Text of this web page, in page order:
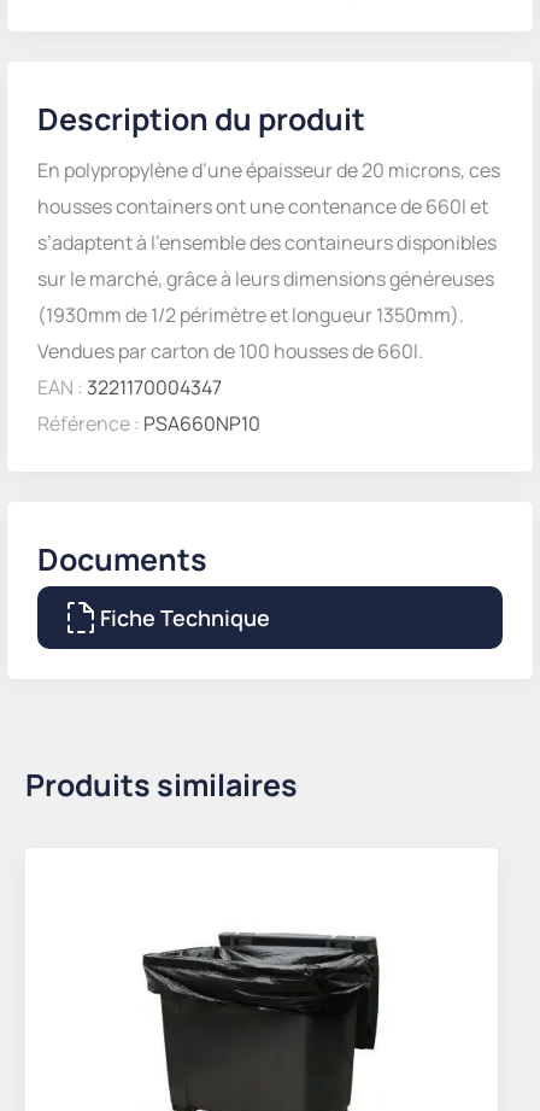
Description du produit
En polypropylène d’une épaisseur de 20 microns, ces
housses containers ont une contenance de 660l et
s’adaptent à l’ensemble des containeurs disponibles
sur le marché, grâce à leurs dimensions généreuses
(1930mm de 1/2 périmètre et longueur 1350mm).
Vendues par carton de 100 housses de 660l.
EAN : 3221170004347
Référence : PSA660NP10
Documents
Fiche Technique
Produits similaires